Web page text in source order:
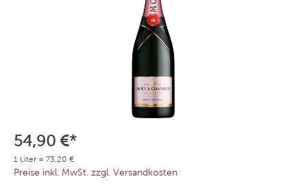
54,90 €*
1 Liter = 73,20 €
Preise inkl. MwSt. zzgl. Versandkosten